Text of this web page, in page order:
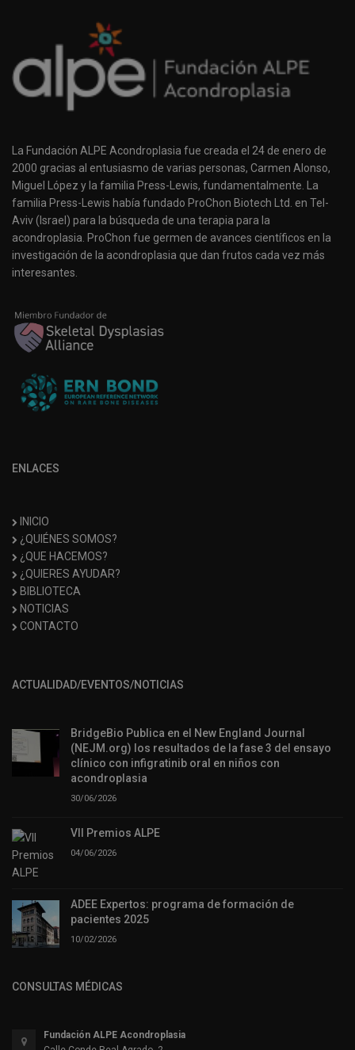
La Fundación ALPE Acondroplasia fue creada el 24 de enero de
2000 gracias al entusiasmo de varias personas, Carmen Alonso,
Miguel López y la familia Press-Lewis, fundamentalmente. La
familia Press-Lewis había fundado ProChon Biotech Ltd. en Tel-
Aviv (Israel) para la búsqueda de una terapia para la
acondroplasia. ProChon fue germen de avances científicos en la
investigación de la acondroplasia que dan frutos cada vez más
interesantes.
ENLACES
INICIO
¿QUIÉNES SOMOS?
¿QUE HACEMOS?
¿QUIERES AYUDAR?
BIBLIOTECA
NOTICIAS
CONTACTO
ACTUALIDAD/EVENTOS/NOTICIAS
BridgeBio Publica en el New England Journal
(NEJM.org) los resultados de la fase 3 del ensayo
clínico con infigratinib oral en niños con
acondroplasia
30/06/2026
VII Premios ALPE
04/06/2026
ADEE Expertos: programa de formación de
pacientes 2025
10/02/2026
CONSULTAS MÉDICAS
Fundación ALPE Acondroplasia